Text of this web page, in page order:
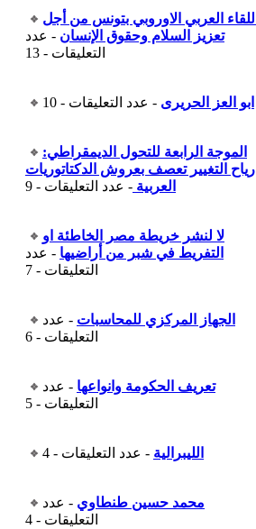
اللقاء العربي الاوروبي بتونس من أجل
تعزيز السلام وحقوق الإنسان - عدد
التعليقات - 13
ابو العز الحريرى - عدد التعليقات - 10
الموجة الرابعة للتحول الديمقراطي:
رياح التغيير تعصف بعروش الدكتاتوريات
العربية - عدد التعليقات - 9
لا لنشر خريطة مصر الخاطئة او
التفريط في شبر من أراضيها - عدد
التعليقات - 7
الجهاز المركزي للمحاسبات - عدد
التعليقات - 6
تعريف الحكومة وانواعها - عدد
التعليقات - 5
الليبرالية - عدد التعليقات - 4
محمد حسين طنطاوي - عدد
التعليقات - 4